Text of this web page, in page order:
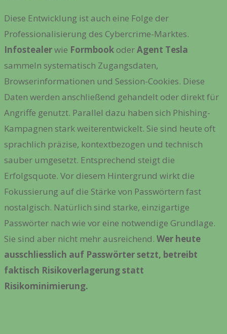
Diese Entwicklung ist auch eine Folge der
Professionalisierung des Cybercrime-Marktes.
Infostealerwie FormbookoderAgent Tesla
sammeln systematisch Zugangsdaten,
Browserinformationen und Session-Cookies. Diese
Daten werden anschließend gehandelt oder direkt für
Angriffe genutzt. Parallel dazu haben sich Phishing-
Kampagnen stark weiterentwickelt. Sie sind heute oft
sprachlich präzise, kontextbezogen und technisch
sauber umgesetzt. Entsprechend steigt die
Erfolgsquote. Vor diesem Hintergrund wirkt die
Fokussierung auf die Stärke von Passwörtern fast
nostalgisch. Natürlich sind starke, einzigartige
Passwörter nach wie vor eine notwendige Grundlage.
Sie sind aber nicht mehr ausreichend. Wer heute
ausschliesslich auf Passwörter setzt, betreibt
faktisch Risikoverlagerung statt
Risikominimierung.